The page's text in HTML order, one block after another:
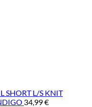
SHORT L/S KNIT
34,99€